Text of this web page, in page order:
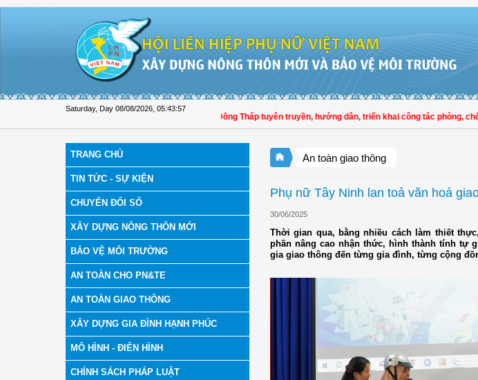
Saturday, Day 08/08/2026 05:43:57
Hội LHPN tỉnh Đồng Tháp tuyên truyền, hướng dẫn, triển khai công tác phòng, chống
TRANG CHỦ
TIN TỨC - SỰ KIỆN
CHUYỂN ĐỔI SỐ
XÂY DỰNG NÔNG THÔN MỚI
BẢO VỆ MÔI TRƯỜNG
AN TOÀN CHO PN&TE
AN TOÀN GIAO THÔNG
XÂY DỰNG GIA ĐÌNH HẠNH PHÚC
MÔ HÌNH - ĐIỂN HÌNH
CHÍNH SÁCH PHÁP LUẬT
An toàn giao thông
Phụ nữ Tây Ninh lan toả văn hoá
30/06/2025
Thời gian qua, bằng nhiều cách làm thiết
phần nâng cao nhận thức, hình thành tính tự
gia giao thông đến từng gia đình, từng cộng